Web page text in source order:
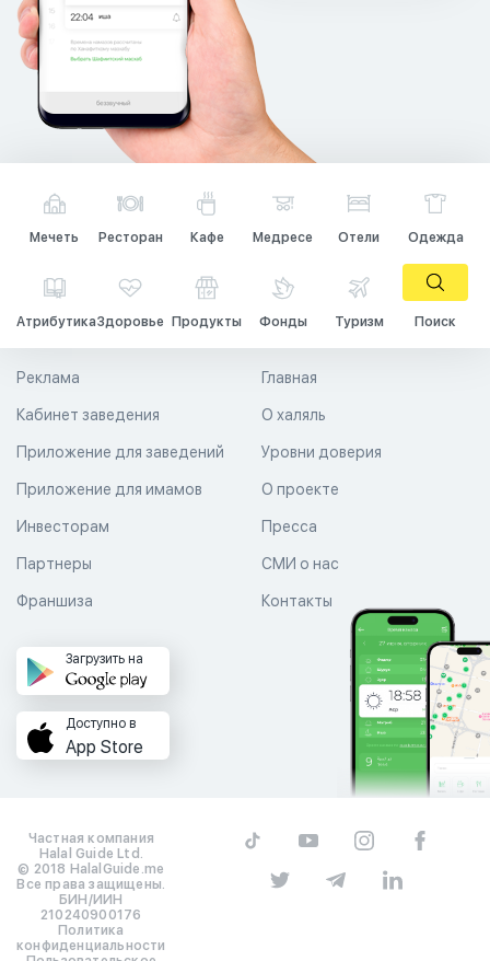
Мечеть Ресторан Кафе Медресе Отели Одежда
АтрибутикаЗдоровье Продукты Фонды Туризм Поиск
Главная
О халяль
Уровни доверия
Реклама
Кабинет заведения
Приложение для заведений
Приложение для имамов О проекте
Пресса
СМИ о нас
Контакты
Инвесторам
Партнеры
Франшиза
Загрузить на
Доступно в
App Store
Частная компания
Halal Guide Ltd.
© 2018 HalalGuide.me
Все права защищены.
БИН/ИИН
210240900176
Политика
конфиденциальности